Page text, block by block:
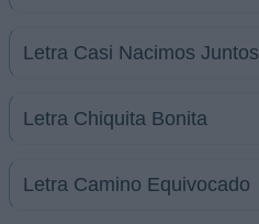
Letra Casi Nacimos Juntos
Letra Chiquita Bonita
Letra Camino Equivocado